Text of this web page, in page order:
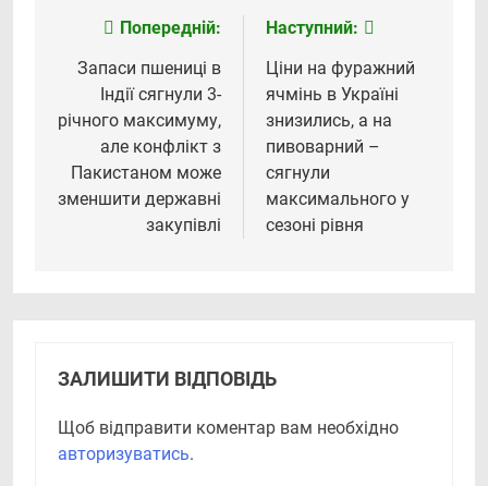
Навігація
записів
Попередній:
Запаси пшениці в
Індії сягнули 3-
річного максимуму,
але конфлікт з
Пакистаном може
зменшити державні
закупівлі
Наступний:
Ціни на фуражний
ячмінь в Україні
знизились, а на
пивоварний –
сягнули
максимального у
сезоні рівня
ЗАЛИШИТИ ВІДПОВІДЬ
Щоб відправити коментар вам необхідно
авторизуватись.